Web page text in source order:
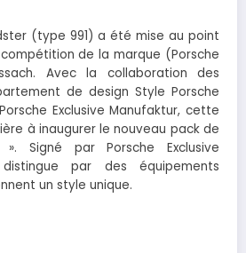
(type 991) a été mise au point
de la marque (Porsche
Avec la collaboration des
de design Style Porsche
Exclusive Manufaktur, cette
à inaugurer le nouveau pack de
Signé par Porsche Exclusive
par des équipements
un style unique.